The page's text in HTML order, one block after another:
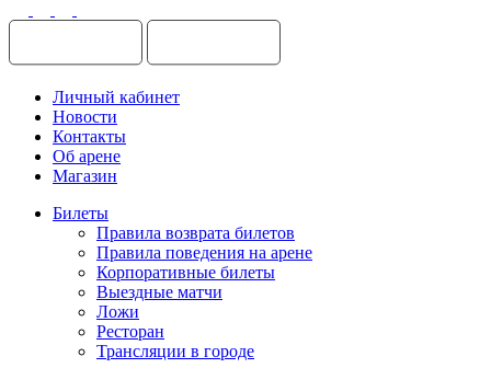
Личный кабинет
Новости
Контакты
Об арене
Магазин
Билеты
Правила возврата билетов
Правила поведения на арене
Корпоративные билеты
Выездные матчи
Ложи
Ресторан
Трансляции в городе